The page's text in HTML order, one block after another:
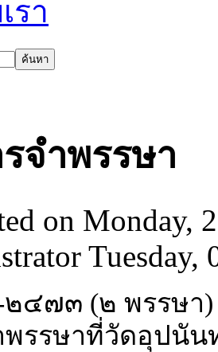
รา
จำพรรษา
on Monday,
Tuesday,
๔๗๓ (๒ พรรษา
รรษาที่วัดอุปนัน